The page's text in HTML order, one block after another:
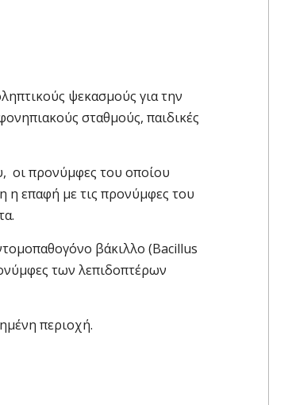
ψεκασμούς για την
σταθμούς, παιδικές
οι προνύμφες του οποίου
η επαφή με τις προνύμφες του
βάκιλλο (Bacillus
των λεπιδοπτέρων
περιοχή.